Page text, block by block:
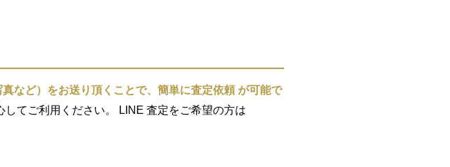
など）をお送り頂くことで、簡単に査定依頼 が可能で
てご利用ください。 LINE 査定をご希望の方は